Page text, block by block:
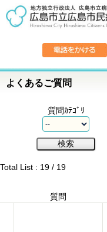
よくあるご質問
質問ｶﾃｺﾞﾘ
Total List : 19 / 19
質問